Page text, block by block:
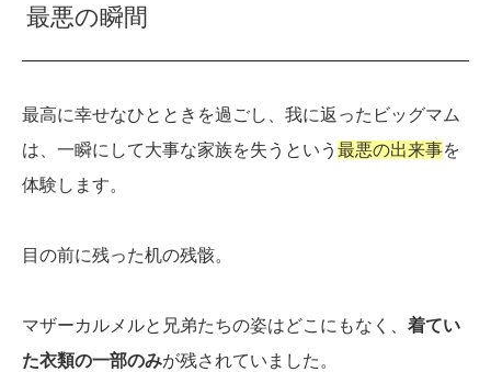
最悪の瞬間
最高に幸せなひとときを過ごし、我に返ったビッグマム
は、一瞬にして大事な家族を失うという 最悪の出来事を
体験します。
目の前に残った机の残骸。
マザーカルメルと兄弟たちの姿はどこにもなく、 着てい
た衣類の一部のみが残されていました。